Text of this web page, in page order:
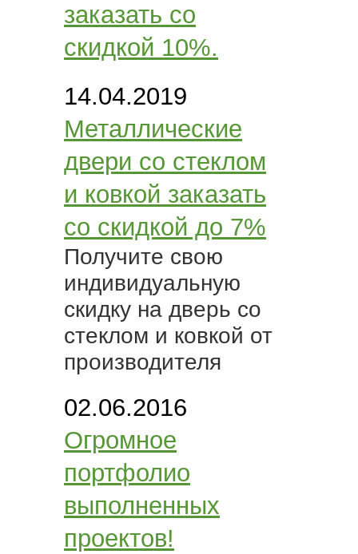
заказать со
скидкой 10%.
14.04.2019
Металлические
двери со стеклом
и ковкой заказать
со скидкой до 7%
Получите свою
индивидуальную
скидку на дверь со
стеклом и ковкой от
производителя
02.06.2016
Огромное
портфолио
выполненных
проектов!